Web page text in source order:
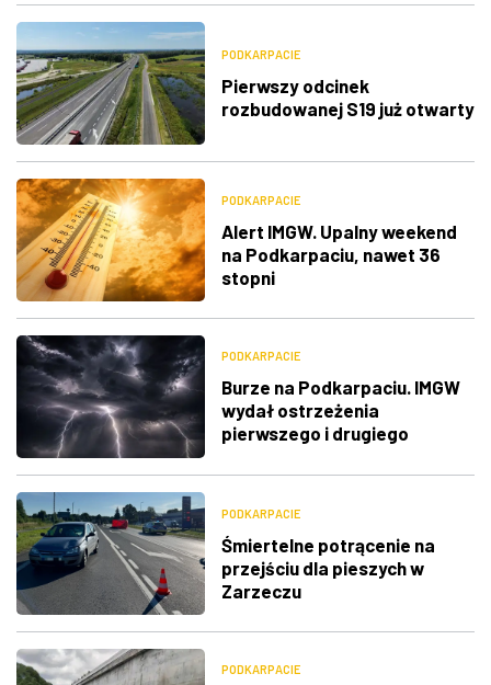
PODKARPACIE
Pierwszy odcinek
rozbudowanej S19 już otwarty
PODKARPACIE
Alert IMGW. Upalny weekend
na Podkarpaciu, nawet 36
stopni
PODKARPACIE
Burze na Podkarpaciu. IMGW
wydał ostrzeżenia
pierwszego i drugiego
PODKARPACIE
Śmiertelne potrącenie na
przejściu dla pieszych w
Zarzeczu
PODKARPACIE